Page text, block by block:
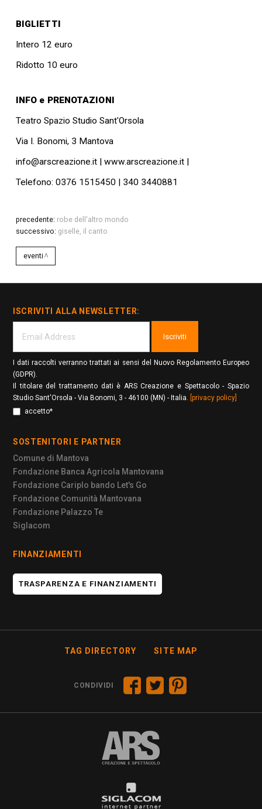
BIGLIETTI
Intero 12 euro
Ridotto 10 euro
INFO e PRENOTAZIONI
Teatro Spazio Studio Sant'Orsola
Via I. Bonomi, 3 Mantova
info@arscreazione.it | www.arscreazione.it |
Telefono: 0376 1515450 | 340 3440881
precedente: robe dell'altro mondo
successivo: giselle, il canto
eventi
ISCRIVITI ALLA NEWSLETTER:
Iscriviti
I dati raccolti verranno trattati ai sensi del Nuovo Regolamento Europeo
(GDPR).
Il titolare del trattamento dati è ARS Creazione e Spettacolo - Spazio
Studio Sant'Orsola - Via Bonomi, 3 - 46100 (MN) - Italia. [privacy policy]
accetto*
SOSTENITORI E PARTNER
Comune di Mantova
Fondazione Banca Agricola Mantovana
Fondazione Cariplo bando Let's Go
Fondazione Comunità Mantovana
Fondazione Palazzo Te
Siglacom
FINANZIAMENTI
TRASPARENZA E FINANZIAMENTI
TAG DIRECTORY SITE MAP
CONDIVIDI